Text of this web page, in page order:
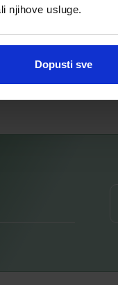
njihove usluge.
Dopusti sve
Dodaj u listu